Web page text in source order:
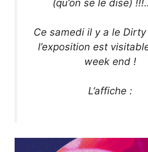
(qu’on se le dise)
Ce samedi il y a le
l’exposition est
week end !
L’affiche :